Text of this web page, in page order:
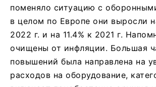
поменяло ситуацию с
в целом по Европе они выросли
2022 г. и на 11.4% к 2021 г.
очищены от инфляции. Большая
повышений была направлена на
расходов на оборудование,